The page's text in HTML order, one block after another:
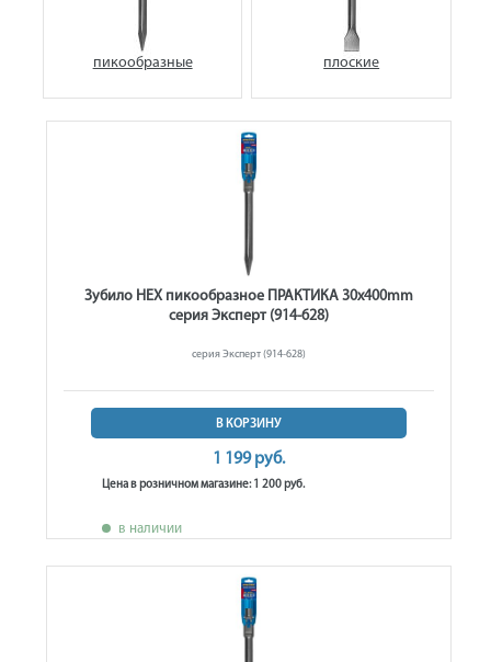
пикообразные плоские
Зубило HEX пикообразное ПРАКТИКА 30x400mm
серия Эксперт (914-628)
серия Эксперт (914-628)
В КОРЗИНУ
1 199 руб.
Цена в розничном магазине: 1 200 руб.
в наличии